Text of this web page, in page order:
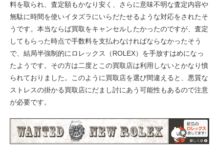
料を取られ、査定額もかなり安く、さらに意味不明な査定内容や
無駄に時間を使いイタズラにいらだたせるような対応をされたそ
うです。本当ならば買取をキャンセルしたかったのですが、査定
してもらった時点で手数料を支払わなければならなかったそう
で、結局半強制的にロレックス（ROLEX）を手放すはめになっ
たようです。その方は二度とこの買取店は利用しないとかなり憤
られておりました。このように買取店を選び間違えると、悪質な
ストレスの掛かる買取店にだまし討にあう可能性もあるので注意
が必要です。